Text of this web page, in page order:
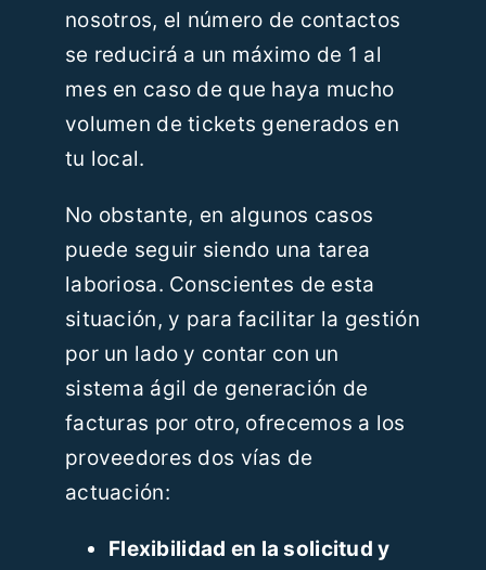
nosotros, el número de contactos
se reducirá a un máximo de 1 al
mes en caso de que haya mucho
volumen de tickets generados en
tu local.
No obstante, en algunos casos
puede seguir siendo una tarea
laboriosa. Conscientes de esta
situación, y para facilitar la gestión
por un lado y contar con un
sistema ágil de generación de
facturas por otro, ofrecemos a los
proveedores dos vías de
actuación:
Flexibilidad en la solicitud y